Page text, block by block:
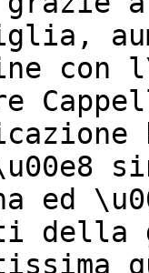
con
ed
della